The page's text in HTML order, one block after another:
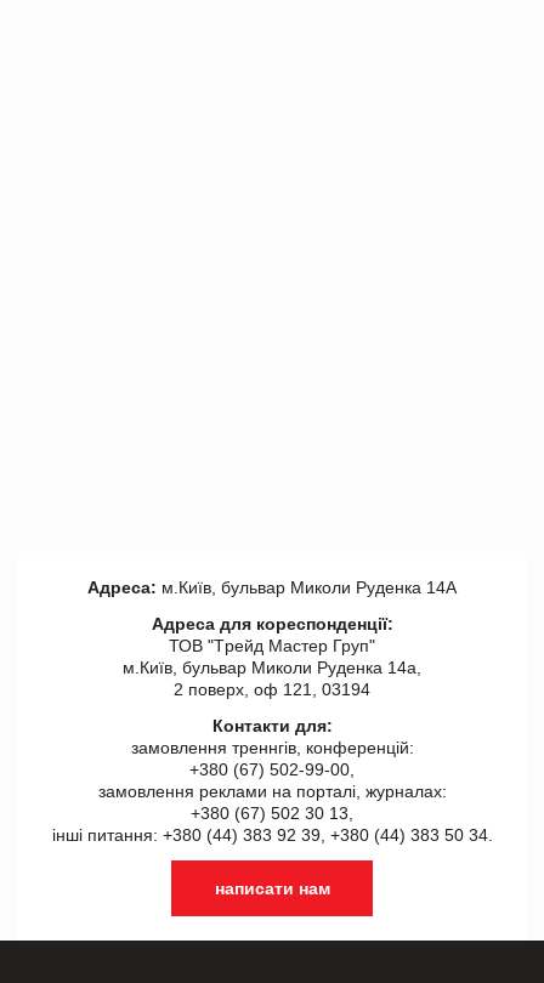
Адреса: м.Київ, бульвар Миколи Руденка 14А
Адреса для кореспонденції:
ТОВ "Tрейд Мастер Груп"
м.Київ, бульвар Миколи Руденка 14а,
2 поверх, оф 121, 03194
Контакти для:
замовлення треннгів, конференцій:
+380 (67) 502-99-00,
замовлення реклами на порталі, журналах:
+380 (67) 502 30 13,
інші питання: +380 (44) 383 92 39, +380 (44) 383 50 34.
написати нам